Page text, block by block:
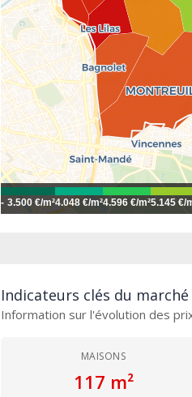
- 3.500 €/m²4.048 €/m²4.596 €/m²5.145 €/
Indicateurs clés du
Information sur l'évolution des
MAISONS
117 m²